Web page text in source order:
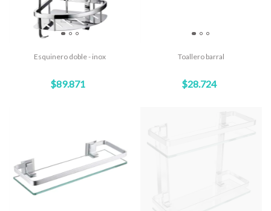
Esquinero doble - inox
$89.871
Toallero barral
$28.724